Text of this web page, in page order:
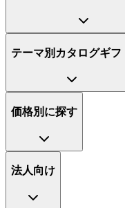
テーマ別カタログギフ
価格別に探す
法人向け